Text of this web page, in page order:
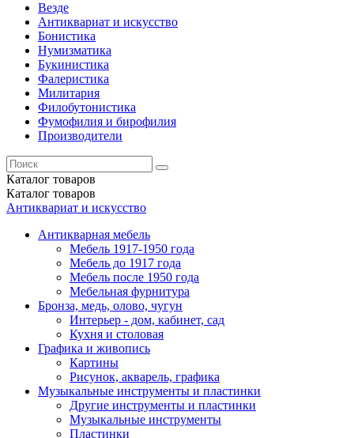
Везде
Антиквариат и искусство
Бонистика
Нумизматика
Букинистика
Фалеристика
Милитария
Филобутонистика
Фумофилия и бирофилия
Производители
Каталог товаров
Каталог товаров
Антиквариат и искусство
Антикварная мебель
Мебель 1917-1950 года
Мебель до 1917 года
Мебель после 1950 года
Мебельная фурнитура
Бронза, медь, олово, чугун
Интерьер - дом, кабинет, сад
Кухня и столовая
Графика и живопись
Картины
Рисунок, акварель, графика
Музыкальные инструменты и пластинки
Другие инструменты и пластинки
Музыкальные инструменты
Пластинки